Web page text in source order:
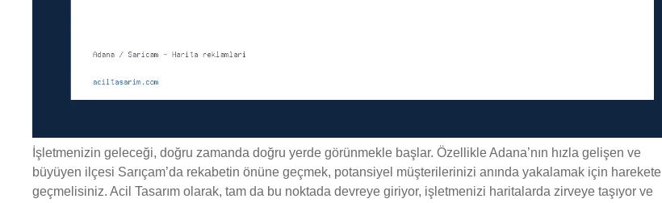
İşletmenizin geleceği, doğru zamanda doğru yerde görünmekle başlar. Özellikle Adana’nın hızla gelişen ve
büyüyen ilçesi Sarıçam’da rekabetin önüne geçmek, potansiyel müşterilerinizi anında yakalamak için harekete
geçmelisiniz. Acil Tasarım olarak, tam da bu noktada devreye giriyor, işletmenizi haritalarda zirveye taşıyor ve